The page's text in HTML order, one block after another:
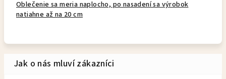
Oblečenie sa meria naplocho, po nasadení sa výrobok
natiahne až na 20 cm